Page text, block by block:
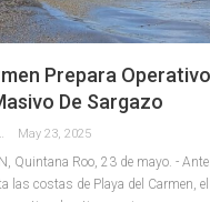
Prepara
De Sargazo
May 23, 2025
Quintana Roo, 23 de mayo. -
las costas de Playa del Carmen,